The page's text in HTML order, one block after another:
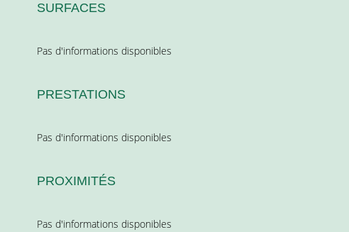
SURFACES
Pas d'informations disponibles
PRESTATIONS
Pas d'informations disponibles
PROXIMITÉS
Pas d'informations disponibles